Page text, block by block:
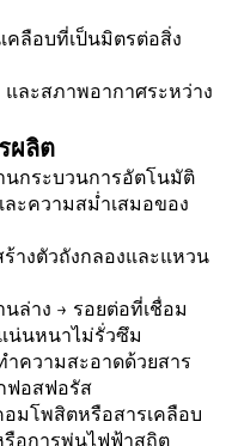
คลือบที่เป็นมิตรต่อสิ่ง
ละสภาพอากาศระหว่าง
ผลิต
นกระบวนการอัตโนมัติ
ะความสม่ำเสมอของ
างตัวถังกลองและแหวน
ล่าง → รอยต่อที่เชื่อม
น่นหนาไม่รั่วซึม
ำความสะอาดด้วยสาร
ฟอสฟอรัส
มโพสิตหรือสารเคลือบ
อการพ่นไฟฟ้าสถิต